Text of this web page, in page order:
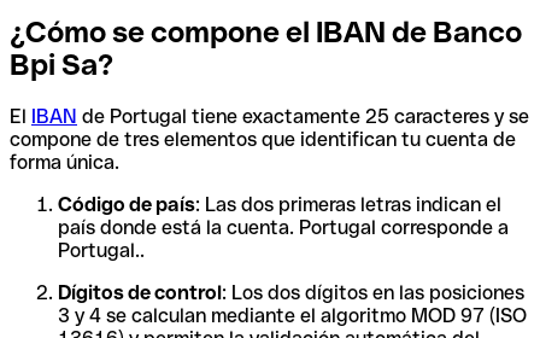
¿Cómo se compone el IBAN de Banco
Bpi Sa?
El IBAN de Portugal tiene exactamente 25 caracteres y se
compone de tres elementos que identifican tu cuenta de
forma única.
Código de país: Las dos primeras letras indican el
país donde está la cuenta. Portugal corresponde a
Portugal..
Dígitos de control: Los dos dígitos en las posiciones
3 y 4 se calculan mediante el algoritmo MOD 97 (ISO